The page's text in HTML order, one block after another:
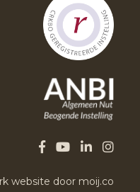
website door moij.co